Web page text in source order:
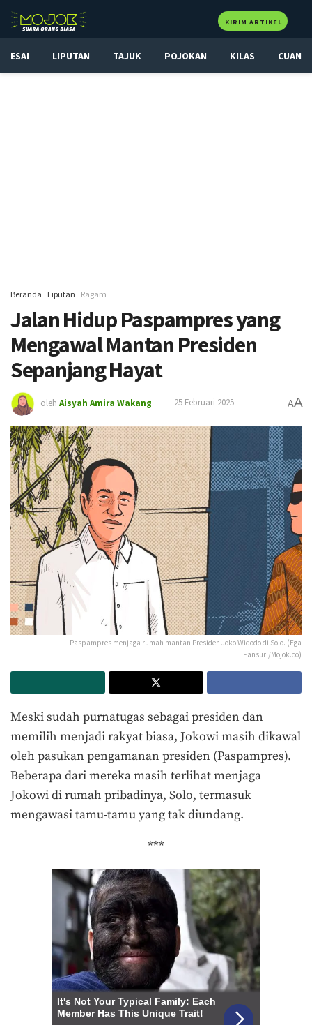
KIRIM ARTIKEL
ESAI LIPUTAN TAJUK POJOKAN KILAS CUAN
Beranda Liputan Ragam
Jalan Hidup Paspampres yang
Mengawal Mantan Presiden
Sepanjang Hayat
oleh Aisyah Amira Wakang 25 Februari 2025 AA
Paspampres menjaga rumah mantan Presiden Joko Widodo di Solo. (Ega
Fansuri/Mojok.co)
Meski sudah purnatugas sebagai presiden dan
memilih menjadi rakyat biasa, Jokowi masih dikawal
oleh pasukan pengamanan presiden (Paspampres).
Beberapa dari mereka masih terlihat menjaga
Jokowi di rumah pribadinya, Solo, termasuk
mengawasi tamu-tamu yang tak diundang.
***